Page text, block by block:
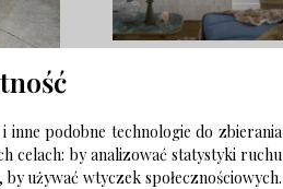
podobne technologie do zbierania
celach: by analizować statystyki ruchu
używać wtyczek społecznościowych.